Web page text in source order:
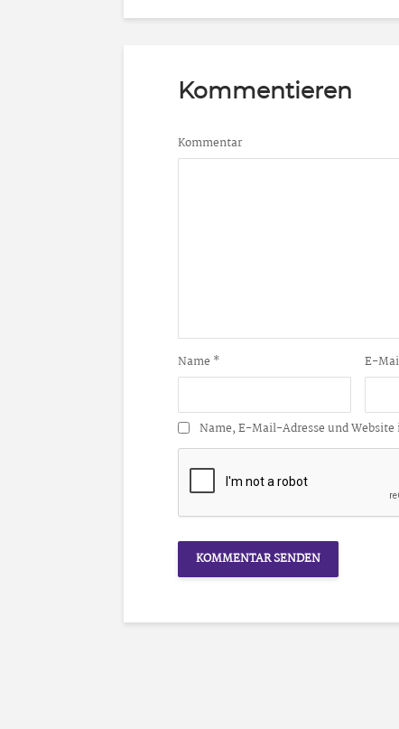
Kommentieren
Kommentar
Name * E-
Name, E-Mail-Adresse und